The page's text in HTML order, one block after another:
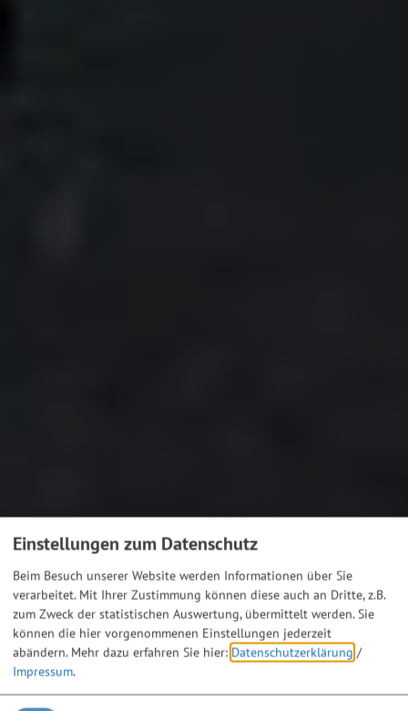
Einstellungen zum Datenschutz
Beim Besuch unserer Website werden Informationen über Sie
verarbeitet. Mit Ihrer Zustimmung können diese auch an Dritte, z.B.
zum Zweck der statistischen Auswertung, übermittelt werden. Sie
können die hier vorgenommenen Einstellungen jederzeit
abändern. Mehr dazu erfahren Sie hier: Datenschutzerklärung /
Impressum.